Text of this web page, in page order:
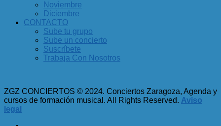
Noviembre
Diciembre
CONTACTO
Sube tu grupo
Sube un concierto
Suscríbete
Trabaja Con Nosotros
ZGZ CONCIERTOS © 2024. Conciertos Zaragoza, Agenda y
cursos de formación musical. All Rights Reserved. Aviso
legal